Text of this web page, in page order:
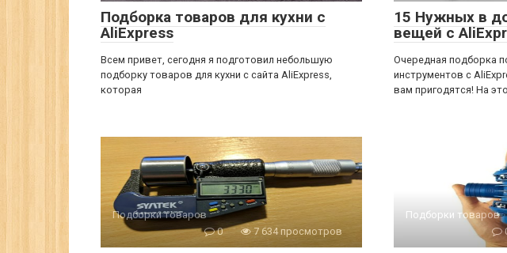
Подборка товаров для кухни с
AliExpress
Всем привет, сегодня я подготовил небольшую
подборку товаров для кухни с сайта AliExpress,
которая
15 Нужных в
вещей с
Очередная подборка
инструментов с
вам пригодятся! На
Подборки товаров
0
7 634 просмотров
Подборки товаров